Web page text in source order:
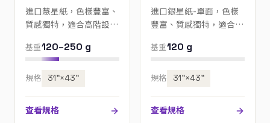
進口慧星紙，色樣豐富、
質感獨特，適合高階設
來電指定色號。
基重120–250 g
規格 31”×43”
查看規格
進口銀星紙-單面，色樣
豐富、質感獨特，適合高
歡迎來電指定色號。
基重120 g
規格 31”×43”
查看規格